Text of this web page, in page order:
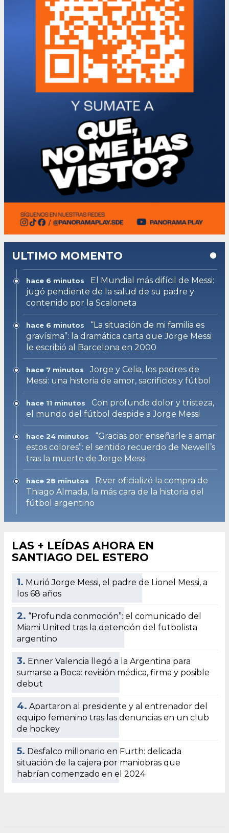
ULTIMO MOMENTO
hace 6 minutos
El Mundial más difícil de Messi:
jugó pendiente de la salud de su padre y
contenido por la Scaloneta
hace 6 minutos
“La situación de mi familia es
gravísima”: la dramática carta que Jorge Messi
le escribió al Barcelona en 2000
hace 7 minutos
Jorge y Celia, los padres de
Messi: una historia de amor, sacrificios y fútbol
hace 11 minutos
Con profundo dolor y tristeza,
el mundo del fútbol despide a Jorge Messi
hace 24 minutos
“Gracias por enseñarle a amar
estos colores”: el sentido recuerdo de Newell’s
tras la muerte de Jorge Messi
hace 28 minutos
River oficializó la compra de
Thiago Almada, la más cara de la historia del
fútbol argentino
LAS + LEÍDAS AHORA EN
SANTIAGO DEL ESTERO
1. Murió Jorge Messi, el padre de Lionel Messi, a
los 68 años
2. “Profunda conmoción”: el comunicado del
Miami United tras la detención del futbolista
argentino
3. Enner Valencia llegó a la Argentina para
sumarse a Boca: revisión médica, firma y posible
debut
4. Apartaron al presidente y al entrenador del
equipo femenino tras las denuncias en un club
de hockey
5. Desfalco millonario en Furth: delicada
situación de la cajera por maniobras que
habrían comenzado en el 2024